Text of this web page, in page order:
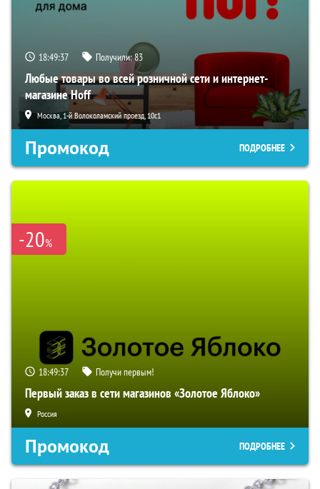
18:49:36 Получили:83
Любые товары во всей розничной сети и интернет-
магазине Hoff
Москва, 1-й Волоколамский проезд, 10с1
Промокод ПОДРОБНЕЕ
-20%
18:49:36 Получи первым!
Первый заказ в сети магазинов «Золотое Яблоко»
Россия
Промокод ПОДРОБНЕЕ